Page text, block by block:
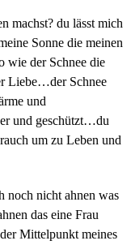
machst? du lässt mich
Sonne die meinen
wie der Schnee die
Liebe…der Schnee
und
und geschützt…du
um zu Leben und
noch nicht ahnen was
das eine Frau
Mittelpunkt meines